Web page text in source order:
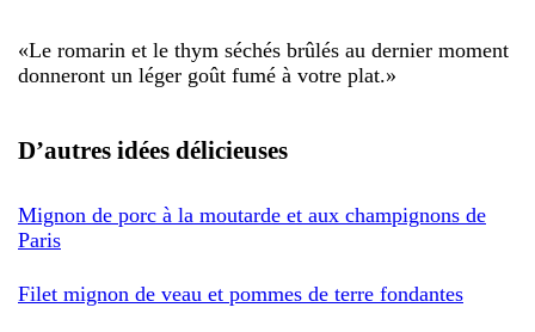
«Le romarin et le thym séchés brûlés au dernier moment
donneront un léger goût fumé à votre plat.»
D’autres idées délicieuses
Mignon de porc à la moutarde et aux champignons de
Paris
Filet mignon de veau et pommes de terre fondantes